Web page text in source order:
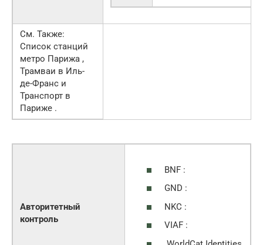
См. Также:
Список станций
метро Парижа ,
Трамваи в Иль-
де-Франс и
Транспорт в
Париже .
Авторитетный
контроль
BNF :
GND :
NKC :
VIAF :